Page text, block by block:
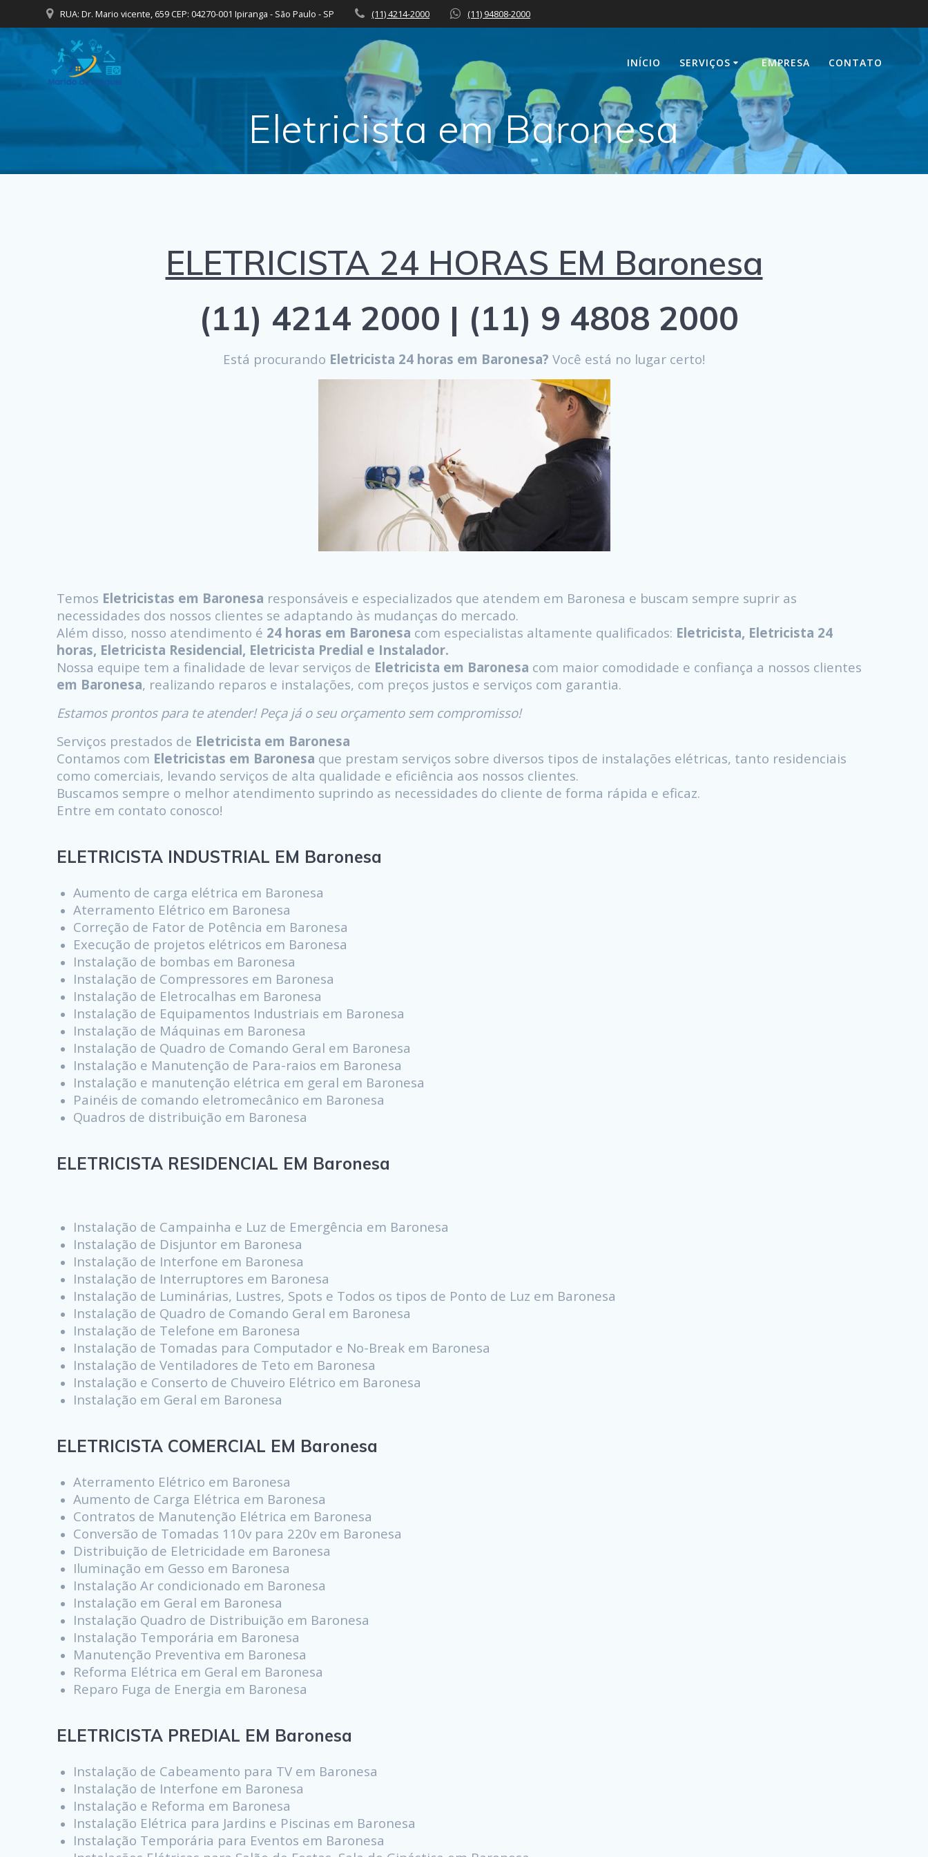
to
RUA: Dr. Mario vicente, 659 CEP: 04270-001 Ipiranga - São Paulo - SP (11) 4214-2000 (11) 94808-2000
INÍCIO SERVIÇOS EMPRESA CONTATO
Eletricista em Baronesa
ELETRICISTA 24 HORAS EM Baronesa
(11) 4214 2000 | (11) 9 4808 2000
Está procurando Eletricista 24 horas em Baronesa? Você está no lugar certo!
Temos Eletricistas em Baronesa responsáveis e especializados que atendem em Baronesa e buscam sempre suprir as
necessidades dos nossos clientes se adaptando às mudanças do mercado.
Além disso, nosso atendimento é 24 horas em Baronesa com especialistas altamente qualificados: Eletricista, Eletricista 24
horas, Eletricista Residencial, Eletricista Predial e Instalador.
Nossa equipe tem a finalidade de levar serviços de Eletricista em Baronesa com maior comodidade e confiança a nossos clientes
em Baronesa, realizando reparos e instalações, com preços justos e serviços com garantia.
Estamos prontos para te atender! Peça já o seu orçamento sem compromisso!
Serviços prestados de Eletricista em Baronesa
Contamos com Eletricistas em Baronesa que prestam serviços sobre diversos tipos de instalações elétricas, tanto residenciais
como comerciais, levando serviços de alta qualidade e eficiência aos nossos clientes.
Buscamos sempre o melhor atendimento suprindo as necessidades do cliente de forma rápida e eficaz.
Entre em contato conosco!
ELETRICISTA INDUSTRIAL EM Baronesa
Aumento de carga elétrica em Baronesa
Aterramento Elétrico em Baronesa
Correção de Fator de Potência em Baronesa
Execução de projetos elétricos em Baronesa
Instalação de bombas em Baronesa
Instalação de Compressores em Baronesa
Instalação de Eletrocalhas em Baronesa
Instalação de Equipamentos Industriais em Baronesa
Instalação de Máquinas em Baronesa
Instalação de Quadro de Comando Geral em Baronesa
Instalação e Manutenção de Para-raios em Baronesa
Instalação e manutenção elétrica em geral em Baronesa
Painéis de comando eletromecânico em Baronesa
Quadros de distribuição em Baronesa
ELETRICISTA RESIDENCIAL EM Baronesa
Instalação de Campainha e Luz de Emergência em Baronesa
Instalação de Disjuntor em Baronesa
Instalação de Interfone em Baronesa
Instalação de Interruptores em Baronesa
Instalação de Luminárias, Lustres, Spots e Todos os tipos de Ponto de Luz em Baronesa
Instalação de Quadro de Comando Geral em Baronesa
Instalação de Telefone em Baronesa
Instalação de Tomadas para Computador e No-Break em Baronesa
Instalação de Ventiladores de Teto em Baronesa
Instalação e Conserto de Chuveiro Elétrico em Baronesa
Instalação em Geral em Baronesa
ELETRICISTA COMERCIAL EM Baronesa
Aterramento Elétrico em Baronesa
Aumento de Carga Elétrica em Baronesa
Contratos de Manutenção Elétrica em Baronesa
Conversão de Tomadas 110v para 220v em Baronesa
Distribuição de Eletricidade em Baronesa
Iluminação em Gesso em Baronesa
Instalação Ar condicionado em Baronesa
Instalação em Geral em Baronesa
Instalação Quadro de Distribuição em Baronesa
Instalação Temporária em Baronesa
Manutenção Preventiva em Baronesa
Reforma Elétrica em Geral em Baronesa
Reparo Fuga de Energia em Baronesa
ELETRICISTA PREDIAL EM Baronesa
Instalação de Cabeamento para TV em Baronesa
Instalação de Interfone em Baronesa
Instalação e Reforma em Baronesa
Instalação Elétrica para Jardins e Piscinas em Baronesa
Instalação Temporária para Eventos em Baronesa